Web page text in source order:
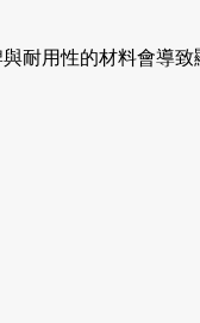
耐用性的材料會導致